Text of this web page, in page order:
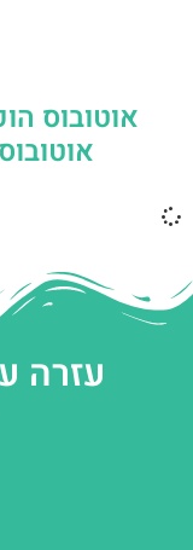
אוטובוס
עזרה